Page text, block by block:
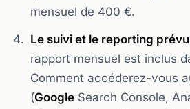
mensuel de 400 €.
Le suivi et le reporting
rapport mensuel est inclus
Comment accéderez-vous
(Google Search Console,